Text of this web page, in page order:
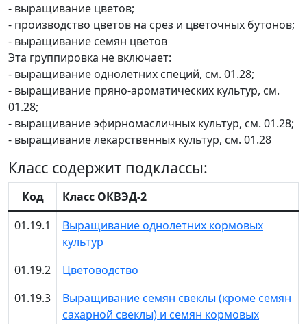
- выращивание цветов;
- производство цветов на срез и цветочных бутонов;
- выращивание семян цветов
Эта группировка не включает:
- выращивание однолетних специй, см. 01.28;
- выращивание пряно-ароматических культур, см.
01.28;
- выращивание эфирномасличных культур, см. 01.28;
- выращивание лекарственных культур, см. 01.28
Класс содержит подклассы:
Код
Класс ОКВЭД-2
01.19.1
Выращивание однолетних кормовых
культур
01.19.2
Цветоводство
01.19.3
Выращивание семян свеклы (кроме семян
сахарной свеклы) и семян кормовых